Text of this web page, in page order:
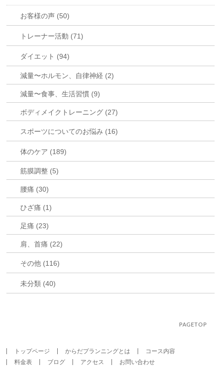
お客様の声 (50)
トレーナー活動 (71)
ダイエット (94)
減量〜ホルモン、自律神経 (2)
減量〜食事、生活習慣 (9)
ボディメイクトレーニング (27)
スポーツについてのお悩み (16)
体のケア (189)
筋膜調整 (5)
腰痛 (30)
ひざ痛 (1)
足痛 (23)
肩、首痛 (22)
その他 (116)
未分類 (40)
PAGETOP
トップページ からだプランニングとは
コース内容
料金表
ブログ アクセス お問い合わせ